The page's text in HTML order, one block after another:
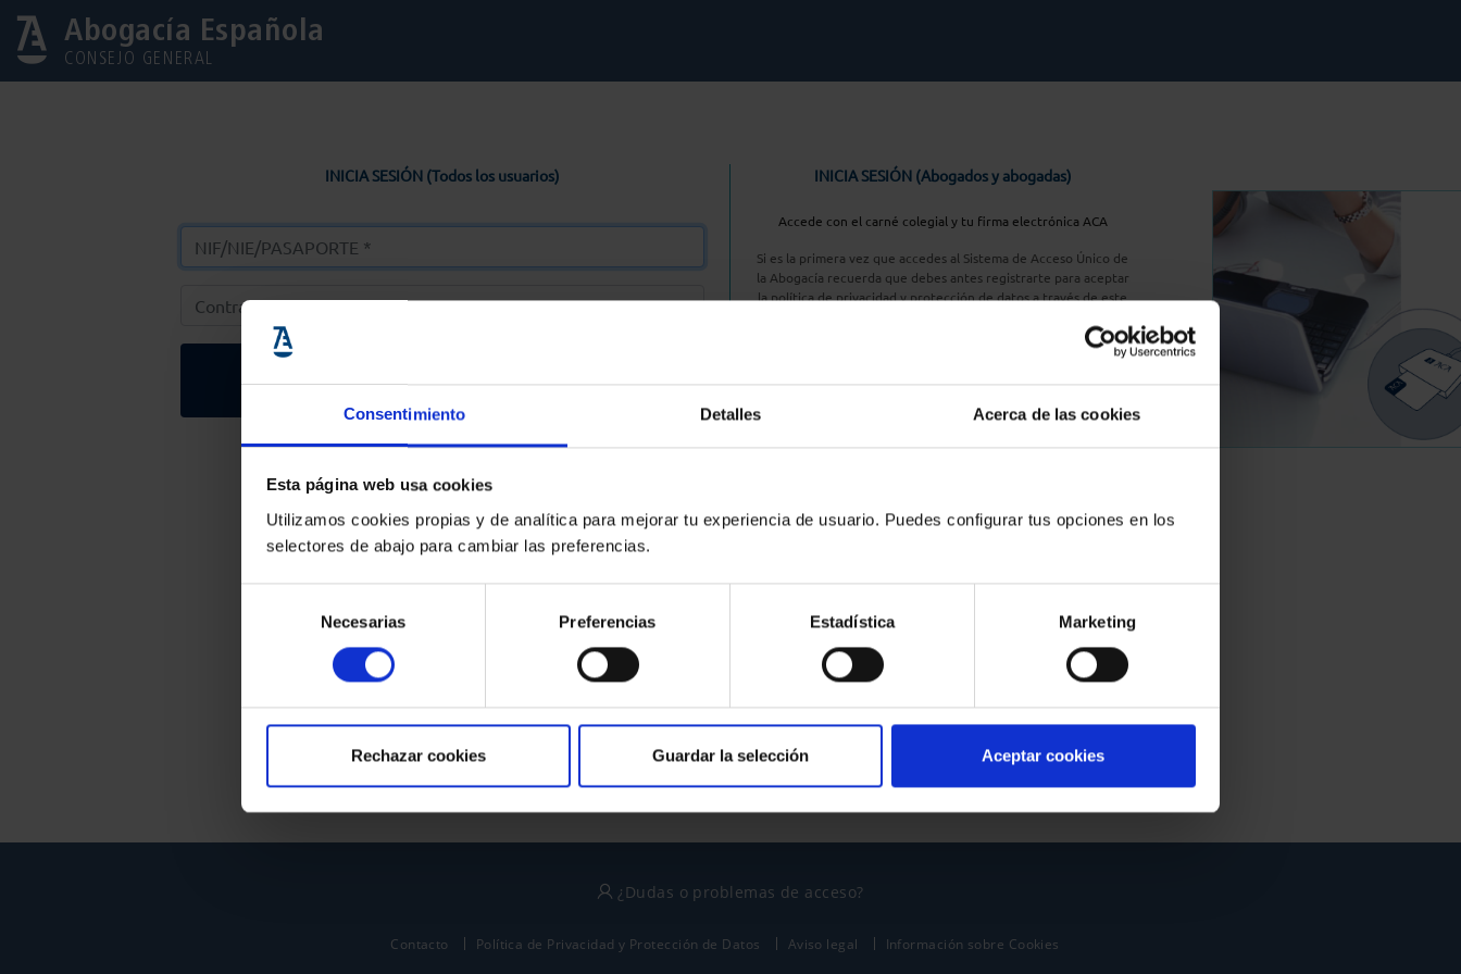
Consentimiento Detalles Acerca de las cookies
Esta página web usa cookies
Utilizamos cookies propias y de analítica para mejorar tu experiencia de usuario. Puedes configurar tus opciones en los
selectores de abajo para cambiar las preferencias.
consentimiento
Necesarias Preferencias Estadística Marketing
Rechazar cookies Guardar la selección Aceptar cookies
Abogacía Española
CONSEJO GENERAL
INICIA SESIÓN (Todos los usuarios)
Entrar
Solicitar Contraseña
INICIA SESIÓN (Abogados y abogadas)
Accede con el carné colegial y tu firma electrónica ACA
Si es la primera vez que accedes al Sistema de Acceso Único de
la Abogacía recuerda que debes antes registrarte para aceptar
la política de privacidad y protección de datos a través de este
Entrar con ACA Plus
¿No tienes cuenta?
política de privacidad
y términos del servicio
¿Dudas o problemas de acceso?
Contacto Política de Privacidad y Protección de Datos Aviso legal Información sobre Cookies